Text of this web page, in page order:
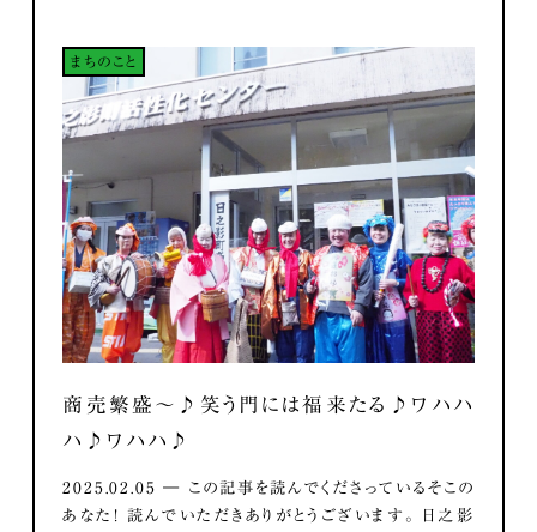
まちのこと
商売繁盛～♪笑う門には福来たる♪ワハハ
ハ♪ワハハ♪
2025.02.05 ― この記事を読んでくださっているそこの
あなた！ 読んでいただきありがとうございます。 日之影